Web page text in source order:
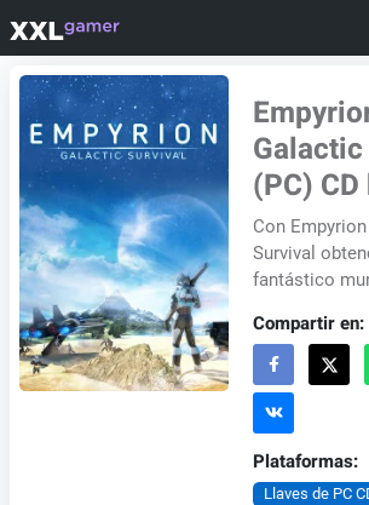
(PC)
Con
Survival
fantástico
de aventuras.
se
Compartir en:
Plataformas:
Llaves de PC